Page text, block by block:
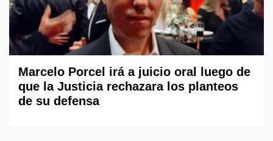
Marcelo Porcel irá a juicio oral luego de
que la Justicia rechazara los planteos
de su defensa